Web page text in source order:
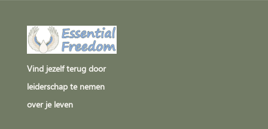
Vind jezelf terug door
leiderschap te nemen
over je leven